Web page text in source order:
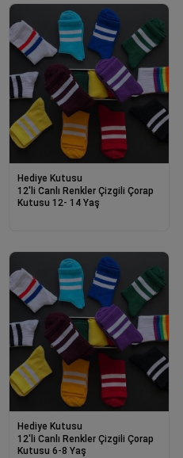
Hediye Kutusu
12'li Canlı Renkler Çizgili Çorap
Kutusu 12- 14 Yaş
Hediye Kutusu
12'li Canlı Renkler Çizgili Çorap
Kutusu 6-8 Yaş